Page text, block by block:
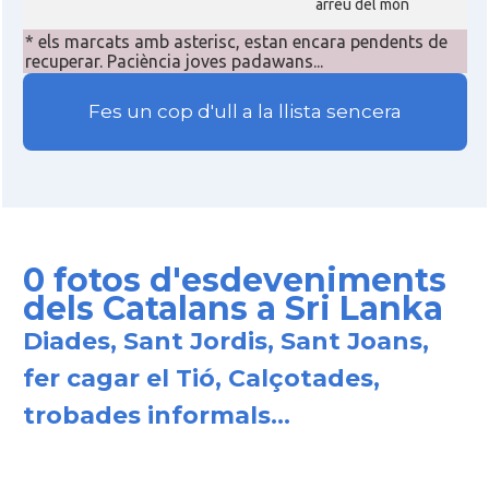
arreu del món
* els marcats amb asterisc, estan encara pendents de
recuperar. Paciència joves padawans...
Fes un cop d'ull a la llista sencera
0 fotos d'esdeveniments
dels Catalans a Sri Lanka
Diades, Sant Jordis, Sant Joans,
fer cagar el Tió, Calçotades,
trobades informals...